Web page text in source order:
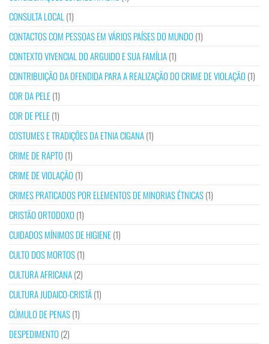
CONSULTA LOCAL (1)
CONTACTOS COM PESSOAS EM VÁRIOS PAÍSES DO MUNDO (1)
CONTEXTO VIVENCIAL DO ARGUIDO E SUA FAMÍLIA(1)
CONTRIBUIÇÃO DA OFENDIDA PARA A REALIZAÇÃO DO CRIME DE VIOLAÇÃO (1)
COR DA PELE(1)
COR DE PELE(1)
COSTUMES E TRADIÇÕES DA ETNIA CIGANA(1)
CRIME DE RAPTO (1)
CRIME DE VIOLAÇÃO (1)
CRIMES PRATICADOS POR ELEMENTOS DE MINORIAS ÉTNICAS(1)
CRISTÃO ORTODOXO (1)
CUIDADOS MÍNIMOS DE HIGIENE(1)
CULTO DOS MORTOS(1)
CULTURA AFRICANA(2)
CULTURA JUDAICO-CRISTÃ(1)
CÚMULO DE PENAS(1)
DESPEDIMENTO (2)